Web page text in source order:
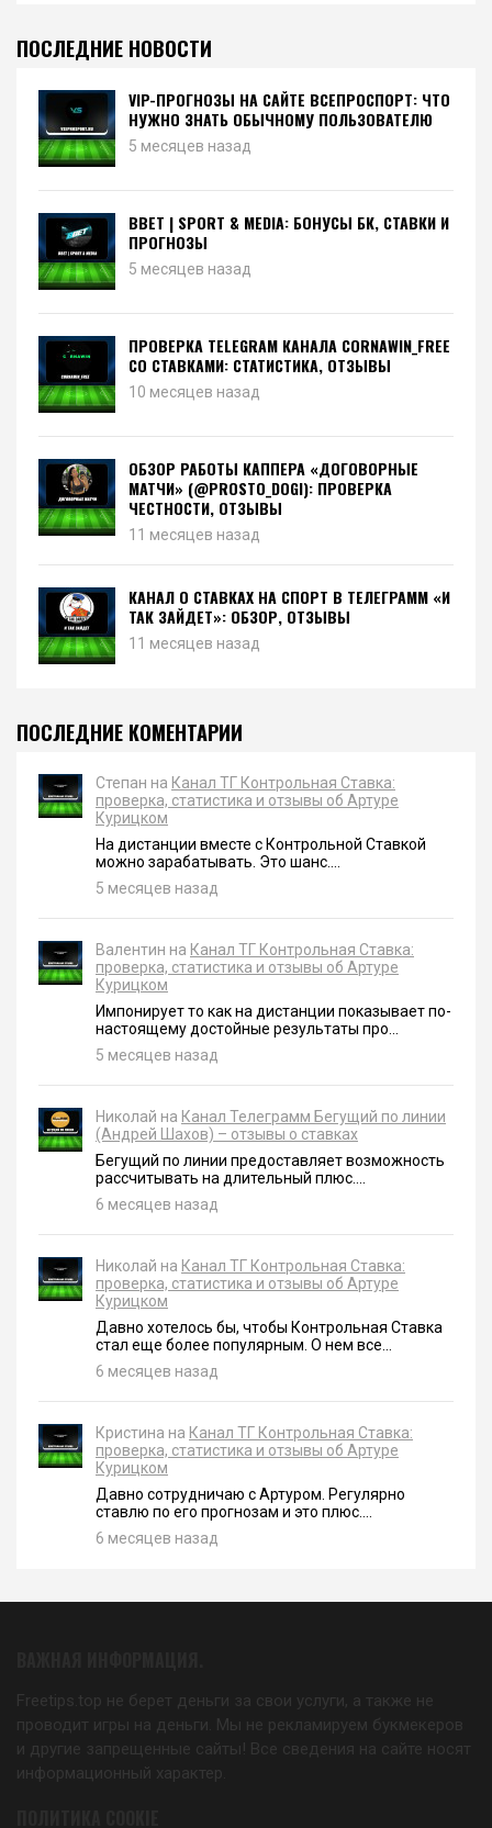
ПОСЛЕДНИЕ НОВОСТИ
VIP-ПРОГНОЗЫ НА САЙТЕ ВСЕПРОСПОРТ: ЧТО
НУЖНО ЗНАТЬ ОБЫЧНОМУ ПОЛЬЗОВАТЕЛЮ
5 месяцев назад
BBET | SPORT & MEDIA: БОНУСЫ БК, СТАВКИ И
ПРОГНОЗЫ
5 месяцев назад
ПРОВЕРКА TELEGRAM КАНАЛА CORNAWIN_FREE
СО СТАВКАМИ: СТАТИСТИКА, ОТЗЫВЫ
10 месяцев назад
ОБЗОР РАБОТЫ КАППЕРА «ДОГОВОРНЫЕ
МАТЧИ» (@PROSTO_DOGI): ПРОВЕРКА
ЧЕСТНОСТИ, ОТЗЫВЫ
11 месяцев назад
КАНАЛ О СТАВКАХ НА СПОРТ В ТЕЛЕГРАММ «И
ТАК ЗАЙДЕТ»: ОБЗОР, ОТЗЫВЫ
11 месяцев назад
ПОСЛЕДНИЕ КОМЕНТАРИИ
Степан на Канал ТГ Контрольная Ставка:
проверка, статистика и отзывы об Артуре
Курицком
На дистанции вместе с Контрольной Ставкой
можно зарабатывать. Это шанс....
5 месяцев назад
Валентин на Канал ТГ Контрольная Ставка:
проверка, статистика и отзывы об Артуре
Курицком
Импонирует то как на дистанции показывает по-
настоящему достойные результаты про...
5 месяцев назад
Николай на Канал Телеграмм Бегущий по линии
(Андрей Шахов) – отзывы о ставках
Бегущий по линии предоставляет возможность
рассчитывать на длительный плюс....
6 месяцев назад
Николай на Канал ТГ Контрольная Ставка:
проверка, статистика и отзывы об Артуре
Курицком
Давно хотелось бы, чтобы Контрольная Ставка
стал еще более популярным. О нем все...
6 месяцев назад
Кристина на Канал ТГ Контрольная Ставка:
проверка, статистика и отзывы об Артуре
Курицком
Давно сотрудничаю с Артуром. Регулярно
ставлю по его прогнозам и это плюс....
6 месяцев назад
Freetips.top не берет деньги за свои услуги, а также не
проводит игры на деньги. Мы не рекламируем букмекеров
и другие запрещенные сайты! Все сведения на сайте носят
информационный характер.